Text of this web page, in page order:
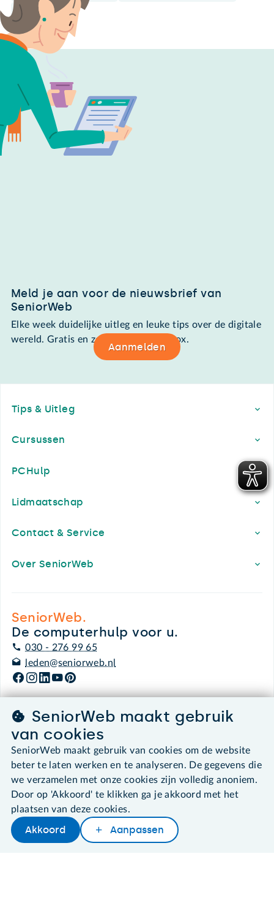
Later lezenDelenWoordenboek
Word
Meld je aan voor de nieuwsbrief van
SeniorWeb
Elke week duidelijke uitleg en leuke tips over de digitale
wereld. Gratis en zomaar in de mailbox.
Aanmelden
Tips & Uitleg
Cursussen
PCHulp
Lidmaatschap
Contact & Service
Over SeniorWeb
SeniorWeb.
De computerhulp voor u.
030 - 276 99 65
leden@seniorweb.nl
©2026 SeniorWeb
Algemene voorwaarden
Privacybeleid
About SeniorWeb
SeniorWeb maakt gebruik
van cookies
SeniorWeb maakt gebruik van cookies om de website
beter te laten werken en te analyseren. De gegevens die
we verzamelen met onze cookies zijn volledig anoniem.
Door op 'Akkoord' te klikken ga je akkoord met het
plaatsen van deze cookies.
Akkoord Aanpassen